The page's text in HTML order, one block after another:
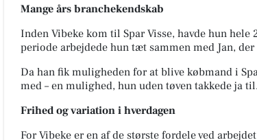
Mange års branchekendskab
Inden Vibeke kom til Spar Visse, havde hun hele
periode arbejdede hun tæt sammen med Jan,
Da han fik muligheden for at blive købmand i
med – en mulighed, hun uden tøven takkede ja til.
Frihed og variation i hverdagen
For Vibeke er en af de største fordele ved